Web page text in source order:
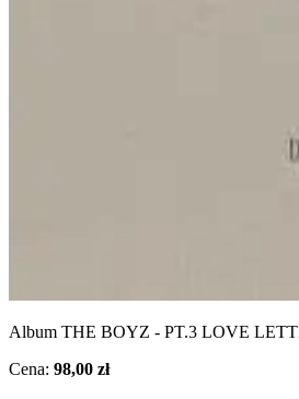
Album THE BOYZ - PT.3 LOVE
Cena: 98,00 zł